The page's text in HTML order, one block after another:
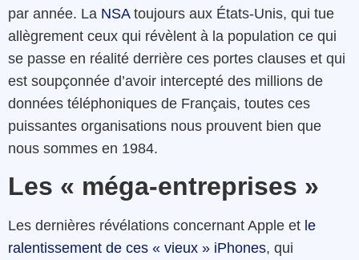
par année. La NSAtoujours aux États-Unis, qui tue
allègrement ceux qui révèlent à la population ce qui
se passe en réalité derrière ces portes clauses et qui
est soupçonnée d’avoir intercepté des millions de
données téléphoniques de Français, toutes ces
puissantes organisations nous prouvent bien que
nous sommes en 1984.
Les « méga-entreprises »
Les dernières révélations concernant Apple et le
ralentissement de ces « vieux » iPhones, qui